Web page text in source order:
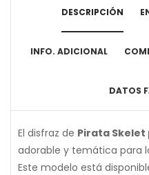
DESCRIPCIÓN
INFO. ADICIONAL
DATOS
El disfraz de Pirata Skelet
adorable y temática para
Este modelo está